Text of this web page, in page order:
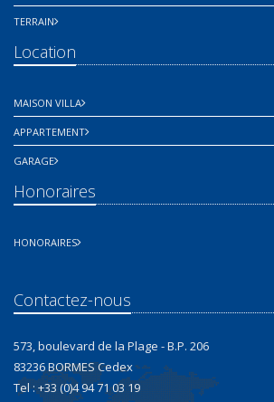
TERRAIN
Location
MAISON VILLA
APPARTEMENT
GARAGE
Honoraires
HONORAIRES
Contactez-nous
573, boulevard de la Plage - B.P. 206
83236 BORMES Cedex
Tel : +33 (0)4 94 71 03 19